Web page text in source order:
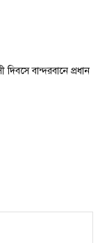
বান্দরবানে প্রধান